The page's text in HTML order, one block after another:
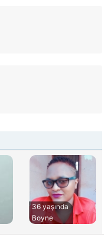
36 yaşında
Boyne